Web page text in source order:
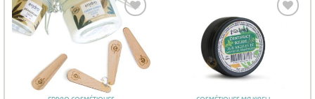
Ajouter
aux
favoris